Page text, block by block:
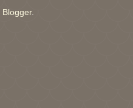
Blogger.